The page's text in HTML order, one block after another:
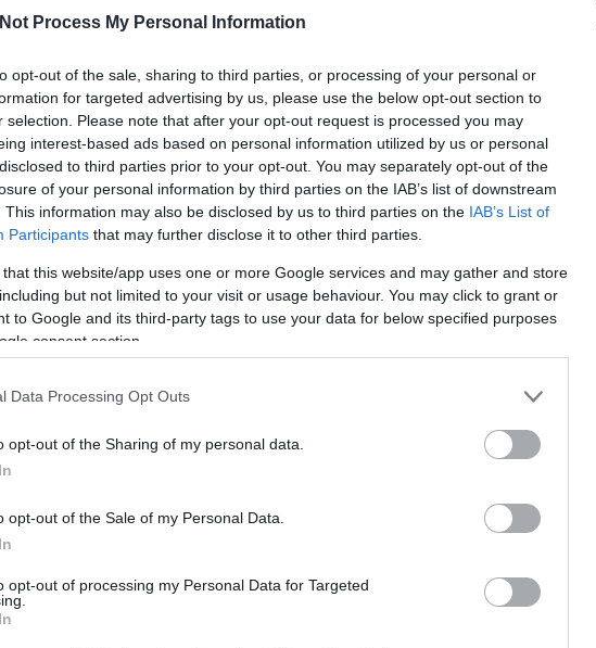
Process My Personal Information
opt-out of the sale, sharing to third parties, or processing of your personal or
for targeted advertising by us, please use the below opt-out section to
selection. Please note that after your opt-out request is processed you may
interest-based ads based on personal information utilized by us or personal
to third parties prior to your opt-out. You may separately opt-out of the
of your personal information by third parties on the IAB’s list of downstream
This information may also be disclosed by us to third parties on the IAB’s List of
Participants that may further disclose it to other third parties.
that this website/app uses one or more Google services and may gather and store
but not limited to your visit or usage behaviour. You may click to grant or
to Google and its third-party tags to use your data for below specified purposes
consent section.
Data Processing Opt Outs
opt-out of the Sharing of my personal data.
opt-out of the Sale of my Personal Data.
opt-out of processing my Personal Data for Targeted
122komment
címe:
id/510200
felhasználói tartalomnak minősülnek, értük a
nem vállal, azokat nem ellenőrzi. Kifogás esetén
Ha kíváncsi arra, milyen
módszerrel végezhető a
weboldalak keresőoptimalizálása
és a szemantikus linképítés, kérje
a Google-helyezéseket javító
SEO-szakértő tanácsait,
árajánlatát: Honlap optimalizálás -
SEO szakértő: szolgáltatások
megtudhatja azt is, hogy mi a
weboldal optimalizálás és
linkprofil építés titka a weblapok
hogyan lehet honlap optimalizálás
Google-helyezést javítani.
Releváns tartalom: - Új
optimalizációs tuning a
találatok között a kereső
optimalizálás és linképítés